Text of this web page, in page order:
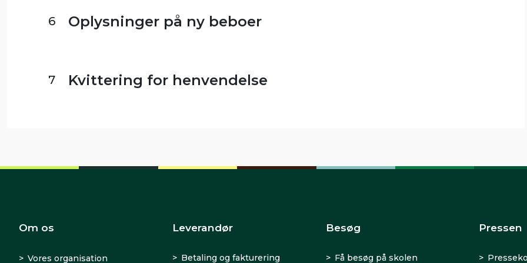
6 Oplysninger på ny beboer
7 Kvittering for henvendelse
Om os
Vores organisation
Leverandør
Betaling og fakturering
Besøg
Få besøg på skolen
Pressen